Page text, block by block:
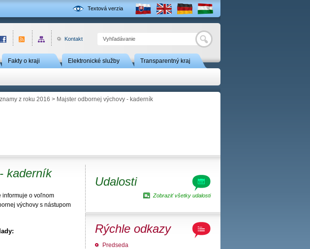
Textová verzia
Hľadať
Kontakt
Fakty o kraji Elektronické služby Transparentný kraj
z roku 2016 > Majster odbornej výchovy - kaderník
kaderník
informuje o voľnom
výchovy s nástupom
Udalosti
Zobraziť všetky udalosti
Rýchle odkazy
Predseda